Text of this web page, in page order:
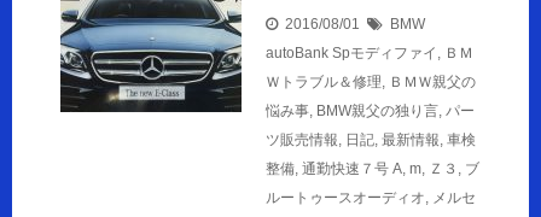
2016/08/01
BMW
autoBank Spモディファイ , ＢＭ
Ｗトラブル＆修理, ＢＭＷ親父の
悩み事, BMW親父の独り言, パー
ツ販売情報, 日記, 最新情報, 車検
整備, 通勤快速７号 A, m, Ｚ３ , ブ
ルートゥースオーディオ, メルセ